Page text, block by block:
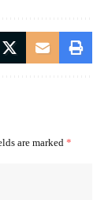
are marked *